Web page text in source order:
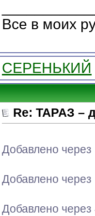
Все в моих
СЕРЕНЬКИЙ
Re: ТАРАЗ –
Добавлено
Добавлено
Добавлено